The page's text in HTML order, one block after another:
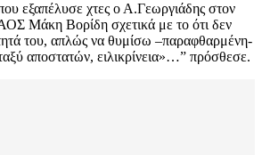
εξαπέλυσε χτες ο Α.Γεωργιάδης στον
Μάκη Βορίδη σχετικά με το ότι δεν
του, απλώς να θυμίσω –παραφθαρμένη-
αποστατών, ειλικρίνεια»…” πρόσθεσε.